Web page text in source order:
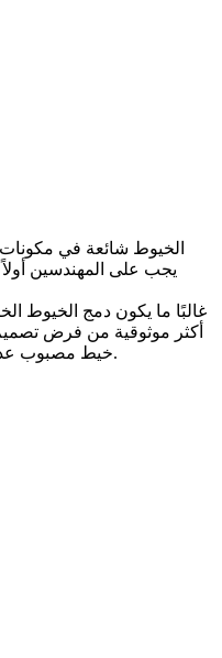
الخيوط شائعة في مكونات
يجب على المهندسين أولاً
غالبًا ما يكون دمج الخيوط
خيط مصبوب عدواني للغاية. في العديد من البرامج الناجحة، يشكل جزء صب القالب الهندسة الرئيسية والنتوءات، بينما يتم تشطيب المناطق الخيطية الحرجة بعد الصب لضمان الملاءمة والتكرارية.